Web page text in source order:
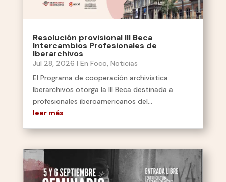
Resolución provisional III Beca
Intercambios Profesionales de
Iberarchivos
Jul 28, 2026 | En Foco, Noticias
El Programa de cooperación archivística
Iberarchivos otorga la III Beca destinada a
profesionales iberoamericanos del...
leer más